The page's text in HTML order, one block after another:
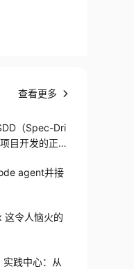
查看更多
（Spec-Dri
目开发的正确
agent并接
这令人恼火的
践中心：从